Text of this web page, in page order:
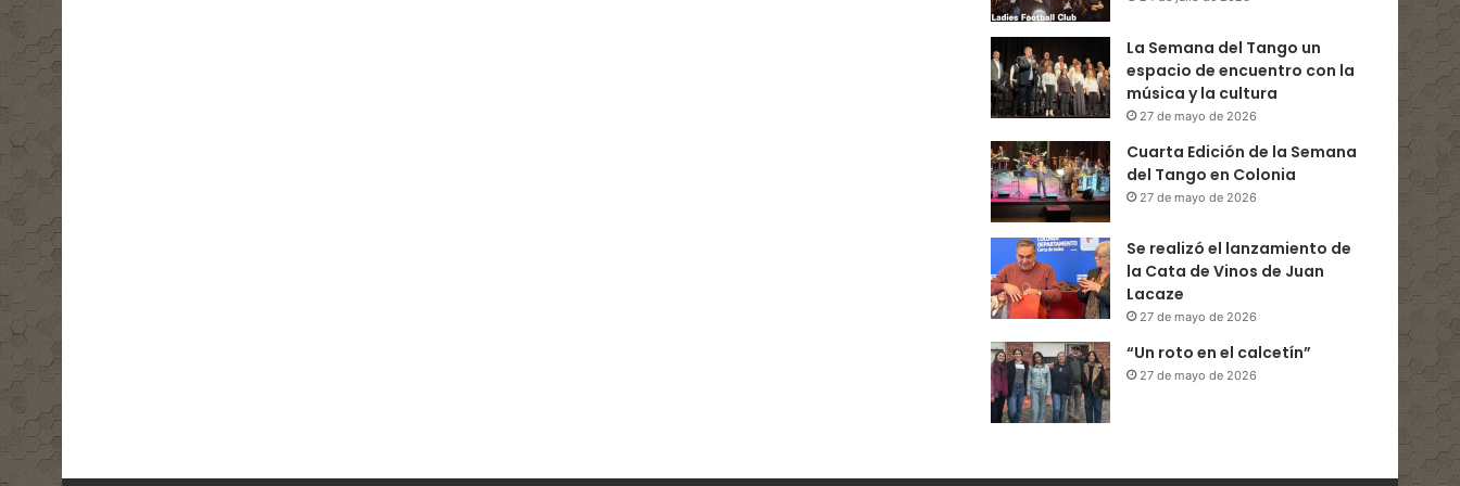
La Semana del Tango un
espacio de encuentro con la
música y la cultura
27 de mayo de 2026
Cuarta Edición de la Semana
del Tango en Colonia
27 de mayo de 2026
Se realizó el lanzamiento de
la Cata de Vinos de Juan
Lacaze
27 de mayo de 2026
“Un roto en el calcetín”
27 de mayo de 2026